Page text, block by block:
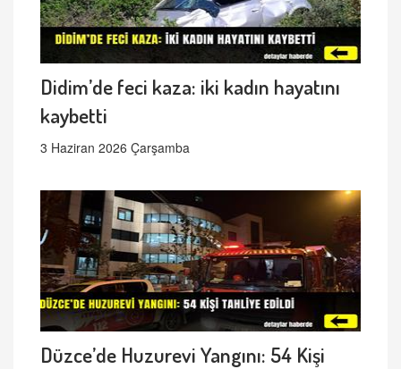
Didim’de feci kaza: iki kadın hayatını
kaybetti
3 Haziran 2026 Çarşamba
Düzce’de Huzurevi Yangını: 54 Kişi